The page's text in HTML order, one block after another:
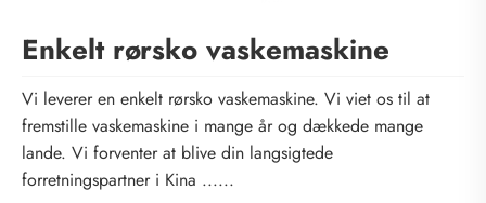
Enkelt rørsko vaskemaskine
Vi leverer en enkelt rørsko vaskemaskine. Vi viet os til at
fremstille vaskemaskine i mange år og dækkede mange
lande. Vi forventer at blive din langsigtede
forretningspartner i Kina ......